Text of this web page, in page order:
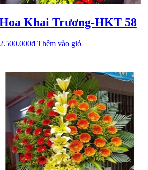
Hoa Khai Trương-HKT 58
2.500.000₫ Thêm vào giỏ